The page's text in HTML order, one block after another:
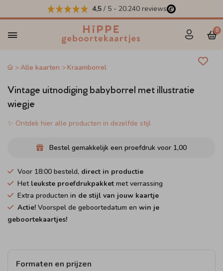
4,5 / 5 - 20.240 reviews
0
Alle kaarten Kraamborrel
Vintage uitnodiging babyborrel met illustratie
wiegje
✨ Ontdek hier alle producten in dezelfde stijl
Bestel gemakkelijk een proefdruk voor 1,00
Voor 18:00 besteld, direct in productie
Het leukste proefdrukpakket met verrassing
Extra producten in de stijl van jouw kaartje
Actie! Voorspel de geboortedatum en win je
geboortekaartjes!
Formaten en prijzen